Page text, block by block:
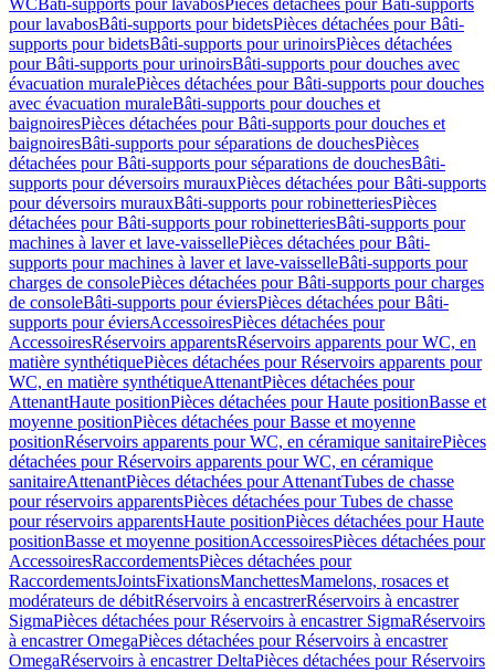
WCBâti-supports pour lavabosPièces détachées pour Bâti-supports
pour lavabosBâti-supports pour bidetsPièces détachées pour Bâti-
supports pour bidetsBâti-supports pour urinoirsPièces détachées
pour Bâti-supports pour urinoirsBâti-supports pour douches avec
évacuation muralePièces détachées pour Bâti-supports pour douches
avec évacuation muraleBâti-supports pour douches et
baignoiresPièces détachées pour Bâti-supports pour douches et
baignoiresBâti-supports pour séparations de douchesPièces
détachées pour Bâti-supports pour séparations de douchesBâti-
supports pour déversoirs murauxPièces détachées pour Bâti-supports
pour déversoirs murauxBâti-supports pour robinetteriesPièces
détachées pour Bâti-supports pour robinetteriesBâti-supports pour
machines à laver et lave-vaissellePièces détachées pour Bâti-
supports pour machines à laver et lave-vaisselleBâti-supports pour
charges de consolePièces détachées pour Bâti-supports pour charges
de consoleBâti-supports pour éviersPièces détachées pour Bâti-
supports pour éviersAccessoiresPièces détachées pour
AccessoiresRéservoirs apparentsRéservoirs apparents pour WC, en
matière synthétiquePièces détachées pour Réservoirs apparents pour
WC, en matière synthétiqueAttenantPièces détachées pour
AttenantHaute positionPièces détachées pour Haute positionBasse et
moyenne positionPièces détachées pour Basse et moyenne
positionRéservoirs apparents pour WC, en céramique sanitairePièces
détachées pour Réservoirs apparents pour WC, en céramique
sanitaireAttenantPièces détachées pour AttenantTubes de chasse
pour réservoirs apparentsPièces détachées pour Tubes de chasse
pour réservoirs apparentsHaute positionPièces détachées pour Haute
positionBasse et moyenne positionAccessoiresPièces détachées pour
AccessoiresRaccordementsPièces détachées pour
RaccordementsJointsFixationsManchettesMamelons, rosaces et
modérateurs de débitRéservoirs à encastrerRéservoirs à encastrer
SigmaPièces détachées pour Réservoirs à encastrer SigmaRéservoirs
à encastrer OmegaPièces détachées pour Réservoirs à encastrer
OmegaRéservoirs à encastrer DeltaPièces détachées pour Réservoirs